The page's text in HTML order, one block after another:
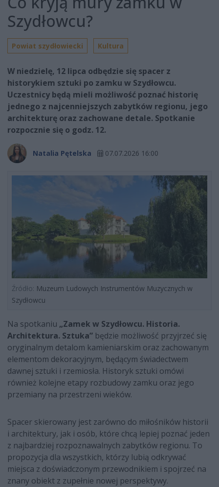
Szydłowcu?
Powiat szydłowiecki Kultura
W niedzielę, 12 lipca odbędzie się spacer z
historykiem sztuki po zamku w Szydłowcu.
Uczestnicy będą mieli możliwość poznać historię
jednego z najcenniejszych zabytków regionu, jego
architekturę oraz zachowane detale. Spotkanie
rozpocznie się o godz. 12.
Natalia Pętelska 07.07.2026 16:00
Źródło: Muzeum Ludowych Instrumentów Muzycznych w
Szydłowcu
Na spotkaniu „Zamek w Szydłowcu. Historia.
Architektura. Sztuka” będzie możliwość przyjrzeć się
oryginalnym detalom kamieniarskim oraz zachowanym
elementom dekoracyjnym, będącym świadectwem
dawnej sztuki i rzemiosła. Historyk sztuki omówi
również kolejne etapy rozbudowy zamku oraz jego
przemiany na przestrzeni wieków.
Spacer skierowany jest zarówno do miłośników historii
i architektury, jak i osób, które chcą lepiej poznać jeden
z najbardziej rozpoznawalnych zabytków regionu. To
propozycja dla wszystkich, którzy lubią odkrywać
miejsca z doświadczonym przewodnikiem i spojrzeć na
znany obiekt z zupełnie nowej perspektywy.